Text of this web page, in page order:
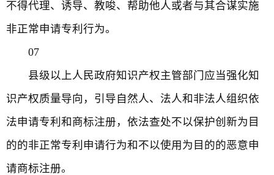
不得代理、诱导、教唆、帮助他人或者与其合谋实施
非正常申请专利行为。
07
县级以上人民政府知识产权主管部门应当强化知
识产权质量导向，引导自然人、法人和非法人组织依
法申请专利和商标注册，依法查处不以保护创新为目
的的非正常专利申请行为和不以使用为目的的恶意申
请商标注册。